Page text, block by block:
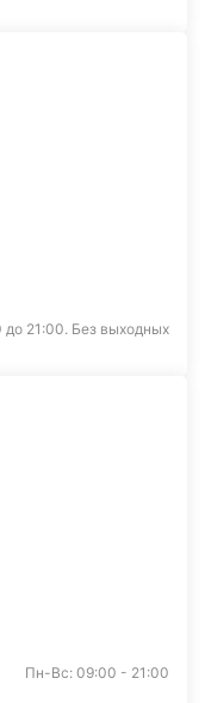
21:00. Без выходных
Пн-Вс: 09:00 - 21:00